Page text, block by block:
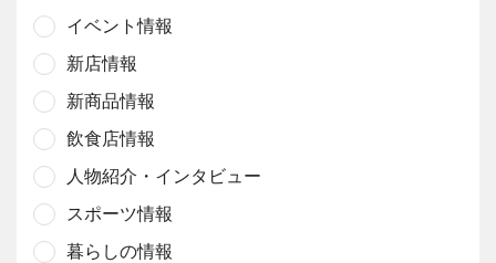
イベント情報
新店情報
新商品情報
飲食店情報
人物紹介・インタビュー
スポーツ情報
暮らしの情報